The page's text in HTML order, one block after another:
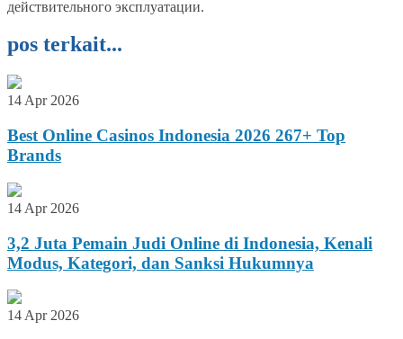
действительного эксплуатации.
pos terkait...
14 Apr 2026
Best Online Casinos Indonesia 2026 267+ Top
Brands
14 Apr 2026
3,2 Juta Pemain Judi Online di Indonesia, Kenali
Modus, Kategori, dan Sanksi Hukumnya
14 Apr 2026